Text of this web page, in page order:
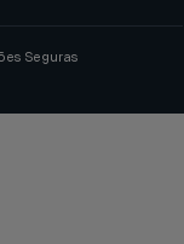
Seguras